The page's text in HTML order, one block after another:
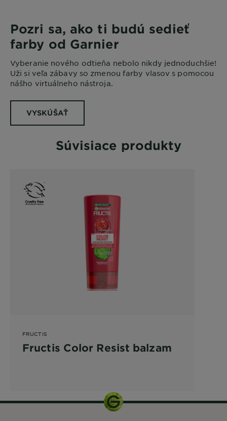
Pozri sa, ako ti budú sedieť
farby od Garnier
Vyberanie nového odtieňa nebolo nikdy jednoduchšie!
Uži si veľa zábavy so zmenou farby vlasov s pomocou
nášho virtuálneho nástroja.
VYSKÚŠAŤ
Súvisiace produkty
FRUCTIS
Fructis Color Resist balzam